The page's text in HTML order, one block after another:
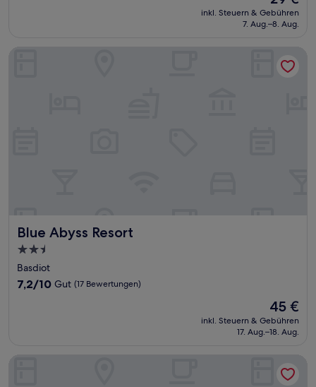
Preis
beträgt
inkl. Steuern & Gebühren
7. Aug.–8. Aug.
Blue Abyss Resort
Blue Abyss Resort
2.5-
Sterne-
Unterkunft
Basdiot
7.2
7,2/10 Gut (17 Bewertungen)
Der
Preis
beträgt
45 €
inkl. Steuern & Gebühren
17. Aug.–18. Aug.
Pig Dive Hostel